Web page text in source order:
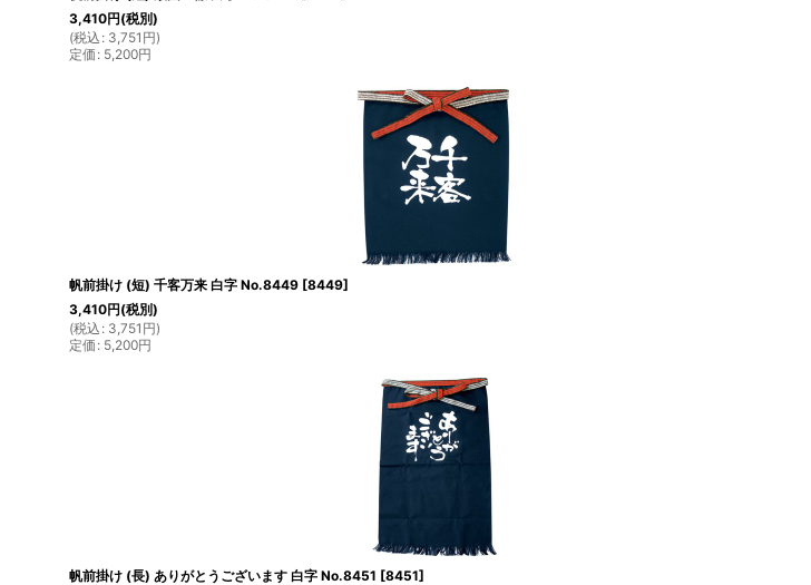
3,410円(税別)
(税込 : 3,751 円)
定価 : 5,200円
帆前掛け (短) 千客万来 白字 No.8449 [8449]
3,410円(税別)
(税込 : 3,751 円)
定価 : 5,200円
帆前掛け (長) ありがとうございます 白字 No.8451 [8451]